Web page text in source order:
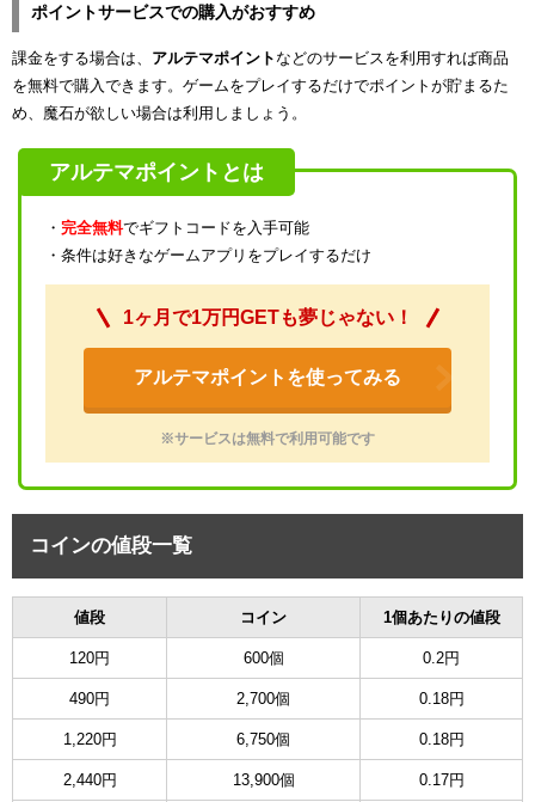
ポイントサービスでの購入がおすすめ
課金をする場合は、 アルテマポイントなどのサービスを利用すれば商品
を無料で購入できます。ゲームをプレイするだけでポイントが貯まるた
め、魔石が欲しい場合は利用しましょう。
アルテマポイントとは
・ 完全無料でギフトコードを入手可能
・条件は好きなゲームアプリをプレイするだけ
1ヶ月で1万円GETも夢じゃない！
アルテマポイントを使ってみる
※サービスは無料で利用可能です
コインの値段一覧
値段 コイン 1個あたりの値段
120円 600個 0.2円
490円 2,700個 0.18円
1,220円 6,750個 0.18円
2,440円 13,900個 0.17円